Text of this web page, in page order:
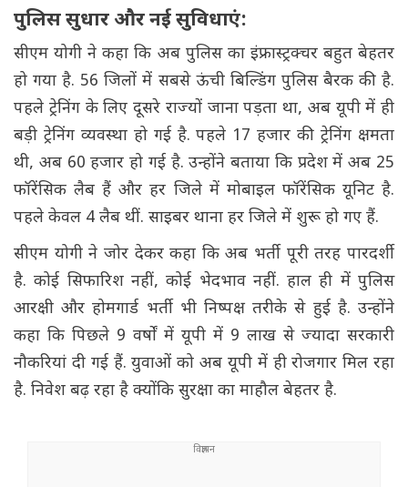
पुलिस सुधार और नई सुविधाएं:
सीएम योगी ने कहा कि अब पुलिस का इंफ्रास्ट्रक्चर बहुत बेहतर
हो गया है. 56 जिलों में सबसे ऊंची बिल्डिंग पुलिस बैरक की है.
पहले ट्रेनिंग के लिए दूसरे राज्यों जाना पड़ता था, अब यूपी में ही
बड़ी ट्रेनिंग व्यवस्था हो गई है. पहले 17 हजार की ट्रेनिंग क्षमता
थी, अब 60 हजार हो गई है. उन्होंने बताया कि प्रदेश में अब 25
फॉरेंसिक लैब हैं और हर जिले में मोबाइल फॉरेंसिक यूनिट है.
पहले केवल 4 लैब थीं. साइबर थाना हर जिले में शुरू हो गए हैं.
सीएम योगी ने जोर देकर कहा कि अब भर्ती पूरी तरह पारदर्शी
है. कोई सिफारिश नहीं, कोई भेदभाव नहीं. हाल ही में पुलिस
आरक्षी और होमगार्ड भर्ती भी निष्पक्ष तरीके से हुई है. उन्होंने
कहा कि पिछले 9 वर्षों में यूपी में 9 लाख से ज्यादा सरकारी
नौकरियां दी गई हैं. युवाओं को अब यूपी में ही रोजगार मिल रहा
है. निवेश बढ़ रहा है क्योंकि सुरक्षा का माहौल बेहतर है.